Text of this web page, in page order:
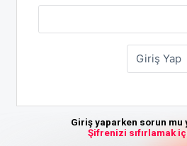
Giriş yaparken sorun mu
Şifrenizi sıfırlamak